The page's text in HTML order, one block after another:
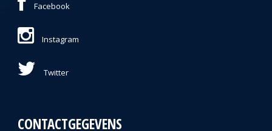
Facebook
Instagram
Twitter
CONTACTGEGEVENS